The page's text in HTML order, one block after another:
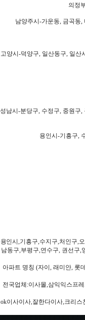
의정
남양주시-가운동, 금곡동
고양시-덕양구, 일산동구, 일산
성남시-분당구, 수정구, 중원구
용인시-기흥구,
용인시,기흥구,수지구,처인구,
남동구,부평구,연수구, 권선구,
아파트 명칭 (자이, 래미안, 롯
전국업체:이사몰,삼익익스프
ok이사이사,잘한다이사,크리스